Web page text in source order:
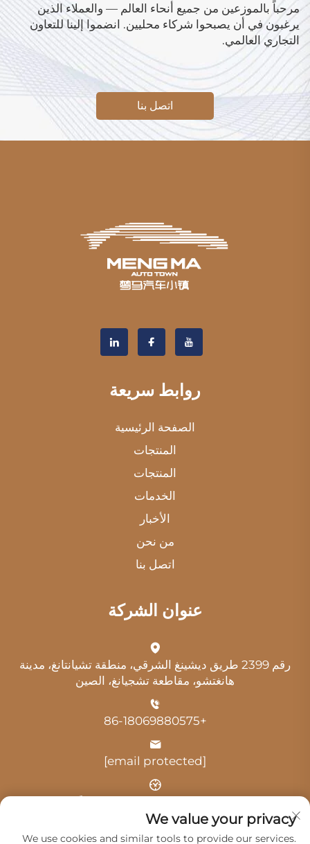
مرحباً بالموزعين من جميع أنحاء العالم — والعملاء الذين
يرغبون في أن يصبحوا شركاء محليين. انضموا إلينا للتعاون
التجاري العالمي.
اتصل بنا
روابط سريعة
الصفحة الرئيسية
المنتجات
المنتجات
الخدمات
الأخبار
من نحن
اتصل بنا
عنوان الشركة
رقم 2399 طريق ديشينغ الشرقي، منطقة تشيانتانغ، مدينة
هانغتشو، مقاطعة تشجيانغ، الصين
+86-18069880575
[email protected]
الوقت: 9:00 صباحًا - 6:00 مساءً
We value your privacy
We use cookies and similar tools to provide our services.